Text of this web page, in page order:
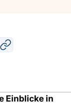
Einblicke in